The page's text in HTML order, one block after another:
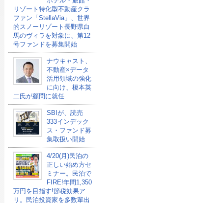
リゾート特化型不動産クラ
ファン「StellaVia」、世界
的スノーリゾート長野県白
馬のヴィラを対象に、第12
号ファンドを募集開始
ナウキャスト、
不動産×データ
活用領域の強化
に向け、榎本英
二氏が顧問に就任
SBIが、読売
333インデック
ス・ファンド募
集取扱い開始
4/20(月)民泊の
正しい始め方セ
ミナー。民泊で
FIRE!年間1,350
万円を目指す!節税効果ア
リ。民泊投資家を多数輩出